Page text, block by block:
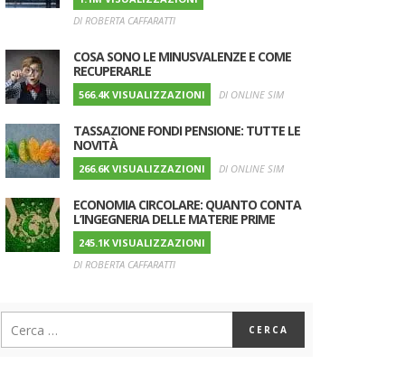
DI ROBERTA CAFFARATTI
COSA SONO LE MINUSVALENZE E COME
RECUPERARLE
566.4K VISUALIZZAZIONI DI ONLINE SIM
TASSAZIONE FONDI PENSIONE: TUTTE LE
NOVITÀ
266.6K VISUALIZZAZIONI DI ONLINE SIM
ECONOMIA CIRCOLARE: QUANTO CONTA
L’INGEGNERIA DELLE MATERIE PRIME
245.1K VISUALIZZAZIONI
DI ROBERTA CAFFARATTI